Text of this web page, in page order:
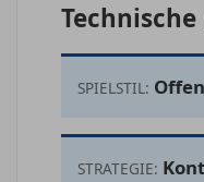
SPIELSTIL:
STRATEGIE: